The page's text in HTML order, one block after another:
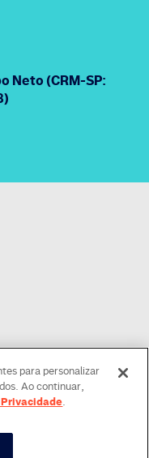
Neto (CRM-SP:
para personalizar
Ao continuar,
.